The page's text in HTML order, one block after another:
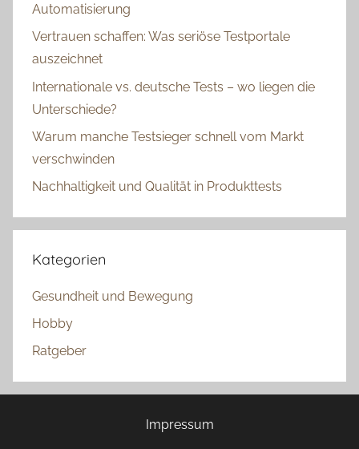
Automatisierung
Vertrauen schaffen: Was seriöse Testportale
auszeichnet
Internationale vs. deutsche Tests – wo liegen die
Unterschiede?
Warum manche Testsieger schnell vom Markt
verschwinden
Nachhaltigkeit und Qualität in Produkttests
Kategorien
Gesundheit und Bewegung
Hobby
Ratgeber
Impressum